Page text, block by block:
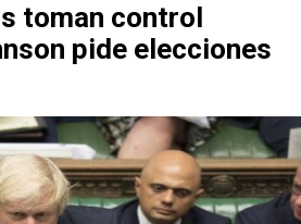
toman control
pide elecciones